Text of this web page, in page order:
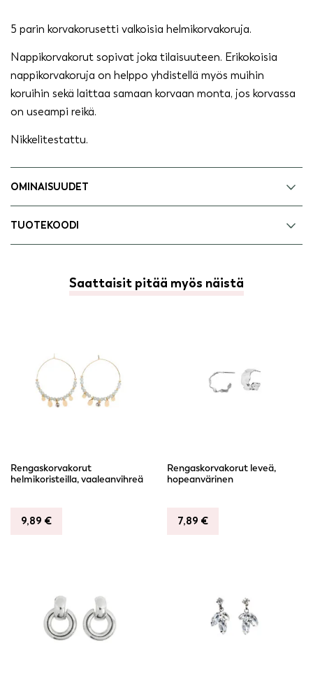
paria
5 parin korvakorusetti valkoisia helmikorvakoruja.
Nappikorvakorut sopivat joka tilaisuuteen. Erikokoisia
nappikorvakoruja on helppo yhdistellä myös muihin
koruihin sekä laittaa samaan korvaan monta, jos korvassa
on useampi reikä.
Nikkelitestattu.
OMINAISUUDET
TUOTEKOODI
Saattaisit pitää myös näistä
Rengaskorvakorut
helmikoristeilla, vaaleanvihreä
9,89 €
Rengaskorvakorut leveä,
hopeanvärinen
7,89 €